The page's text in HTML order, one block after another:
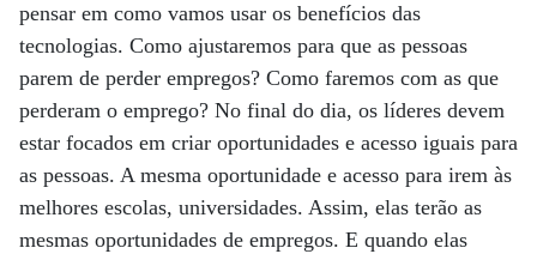
pensar em como vamos usar os benefícios das
tecnologias. Como ajustaremos para que as pessoas
parem de perder empregos? Como faremos com as que
perderam o emprego? No final do dia, os líderes devem
estar focados em criar oportunidades e acesso iguais para
as pessoas. A mesma oportunidade e acesso para irem às
melhores escolas, universidades. Assim, elas terão as
mesmas oportunidades de empregos. E quando elas